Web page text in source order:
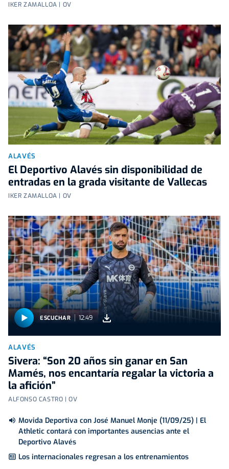
IKER ZAMALLOA | OV
ALAVÉS
El Deportivo Alavés sin disponibilidad de
entradas en la grada visitante de Vallecas
IKER ZAMALLOA | OV
ESCUCHAR 12:49
ALAVÉS
Sivera: “Son 20 años sin ganar en San
Mamés, nos encantaría regalar la victoria a
la afición”
ALFONSO CASTRO | OV
Movida Deportiva con José Manuel Monje (11/09/25) | El
Athletic contará con importantes ausencias ante el
Deportivo Alavés
Los internacionales regresan a los entrenamientos